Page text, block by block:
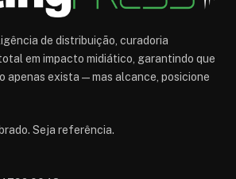
de distribuição, curadoria
em impacto midiático, garantindo que
apenas exista — mas alcance, posicione
Seja referência.